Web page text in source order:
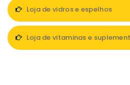
Loja de vidros e espelhos
Loja de vitaminas e